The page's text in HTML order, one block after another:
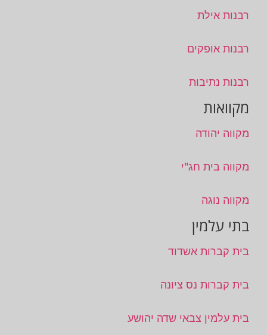
רבנות אילת
רבנות אופקים
רבנות נתיבות
מקוואות
מקווה יהודה
מקווה בית חג"י
מקווה נוגה
בתי עלמין
בית קברות אשדוד
בית קברות נס ציונה
בית עלמין צבאי שדה יהושע